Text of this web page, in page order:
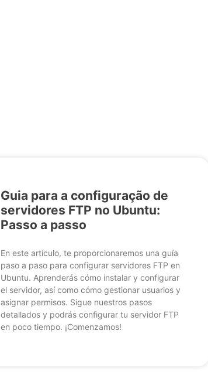
Guia para a configuração de
servidores FTP no Ubuntu:
Passo a passo
En este artículo, te proporcionaremos una guía
paso a paso para configurar servidores FTP en
Ubuntu. Aprenderás cómo instalar y configurar
el servidor, así como cómo gestionar usuarios y
asignar permisos. Sigue nuestros pasos
detallados y podrás configurar tu servidor FTP
en poco tiempo. ¡Comenzamos!